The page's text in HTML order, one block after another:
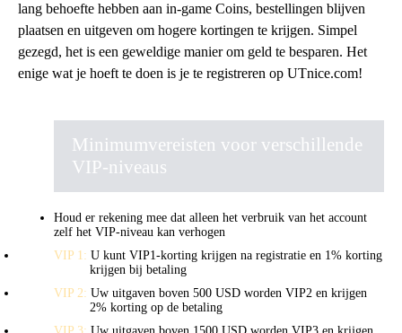
lang behoefte hebben aan in-game Coins, bestellingen blijven
plaatsen en uitgeven om hogere kortingen te krijgen. Simpel
gezegd, het is een geweldige manier om geld te besparen. Het
enige wat je hoeft te doen is je te registreren op UTnice.com!
Minimumvereisten voor verschillende
VIP-niveaus
Houd er rekening mee dat alleen het verbruik van het account
zelf het VIP-niveau kan verhogen
VIP 1: U kunt VIP1-korting krijgen na registratie en 1% korting
krijgen bij betaling
VIP 2: Uw uitgaven boven 500 USD worden VIP2 en krijgen
2% korting op de betaling